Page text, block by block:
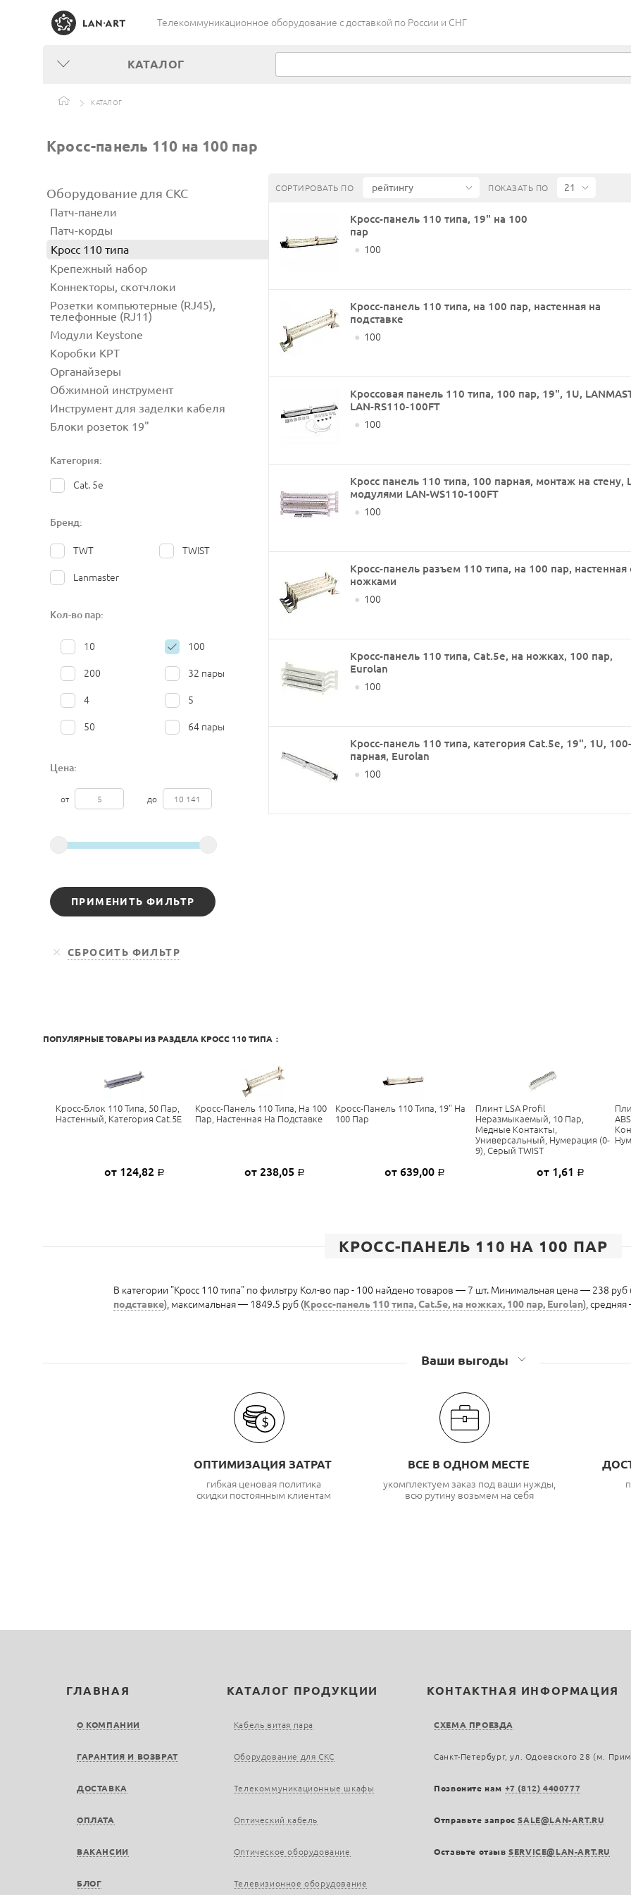
Телекоммуникационное оборудование c доставкой по России и СНГ
КАТАЛОГ
КАТАЛОГ
Кросс-панель 110 на 100 пар
Оборудование для СКС
Патч-панели
Патч-корды
Кросс 110 типа
Крепежный набор
Коннекторы, скотчлоки
Розетки компьютерные (RJ45),
телефонные (RJ11)
Модули Keystone
Коробки КРТ
Органайзеры
Обжимной инструмент
Инструмент для заделки кабеля
Блоки розеток 19"
Категория:
Cat. 5e
Бренд:
TWT TWIST
Lanmaster
Кол-во пар:
10 100
200 32 пары
4 5
50 64 пары
Цена:
от до
СОРТИРОВАТЬ ПО ПОКАЗАТЬ ПО
Кросс-панель 110 типа, 19" на 100
пар
● 100
Кросс-панель 110 типа, на 100 пар, настенная на
подставке
● 100
Кроссовая панель 110 типа, 100 пар, 19", 1U,
LAN-RS110-100FT
● 100
Кросс панель 110 типа, 100 парная, монтаж на стену,
модулями LAN-WS110-100FT
● 100
Кросс-панель разъем 110 типа, на 100 пар, настенная
ножками
● 100
Кросс-панель 110 типа, Cat.5e, на ножках, 100 пар,
Eurolan
● 100
Кросс-панель 110 типа, категория Cat.5e, 19", 1U, 100-
парная, Eurolan
● 100
ПОПУЛЯРНЫЕ ТОВАРЫ ИЗ РАЗДЕЛА КРОСС 110 ТИПА :
Кросс-Блок 110 Типа, 50 Пар,
Настенный, Категория Cat.5E
от 124,82 Р
Кросс-Панель 110 Типа, На 100
Пар, Настенная На Подставке
от 238,05 Р
Кросс-Панель 110 Типа, 19" На
100 Пар
от 639,00 Р
Плинт LSA Profil
Неразмыкаемый, 10 Пар,
Медные Контакты,
Универсальный, Нумерация (0-
9), Серый TWIST
от 1,61 Р
КРОСС-ПАНЕЛЬ 110 НА 100 ПАР
В категории "Кросс 110 типа" по фильтру Кол-во пар - 100 найдено товаров — 7 шт. Минимальная цена — 238 руб
подставке), максимальная — 1849.5 руб (Кросс-панель 110 типа, Cat.5e, на ножках, 100 пар, Eurolan),
Ваши выгоды
ОПТИМИЗАЦИЯ ЗАТРАТ
гибкая ценовая политика
скидки постоянным клиентам
ВСЕ В ОДНОМ МЕСТЕ
укомплектуем заказ под ваши нужды,
всю рутину возьмем на себя
ГЛАВНАЯ
О КОМПАНИИ
ГАРАНТИЯ И ВОЗВРАТ
ДОСТАВКА
ОПЛАТА
ВАКАНСИИ
БЛОГ
КАТАЛОГ ПРОДУКЦИИ
Кабель витая пара
Оборудование для СКС
Телекоммуникационные шкафы
Оптический кабель
Оптическое оборудование
Телевизионное оборудование
КОНТАКТНАЯ ИНФОРМАЦИЯ
СХЕМА ПРОЕЗДА
Санкт-Петербург, ул. Одоевского 28 (м.
Позвоните нам +7 (812) 4400777
Отправьте запросSALE@LAN-ART.RU
Оставьте отзывSERVICE@LAN-ART.RU